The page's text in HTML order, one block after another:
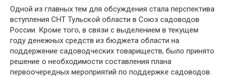
Одной из главных тем для обсуждения стала перспектива
вступления СНТ Тульской области в Союз садоводов
России. Кроме того, в связи с выделением в текущем
году денежных средств из бюджета области на
поддержение садоводческих товариществ, было принято
решение о необходимости составления плана
первоочередных мероприятий по поддержке садоводов.